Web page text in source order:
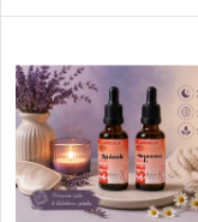
t
ů
k
t
ů
bez stresu a napětí.
přírodní podporu od Dr.